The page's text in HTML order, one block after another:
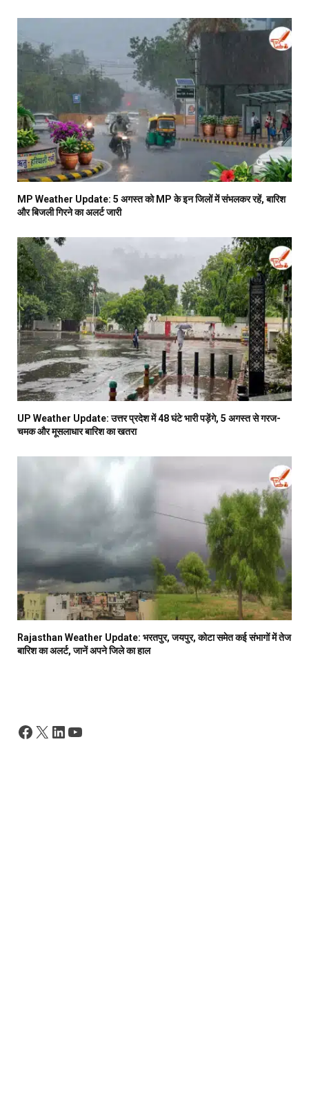
MP Weather Update: 5 अगस्त को MP के इन जिलों में संभलकर रहें, बारिश
और बिजली गिरने का अलर्ट जारी
UP Weather Update: उत्तर प्रदेश में 48 घंटे भारी पड़ेंगे, 5 अगस्त से गरज-
चमक और मूसलाधार बारिश का खतरा
Rajasthan Weather Update: भरतपुर, जयपुर, कोटा समेत कई संभागों में तेज
बारिश का अलर्ट, जानें अपने जिले का हाल
Facebook
X LinkedIn
YouTube